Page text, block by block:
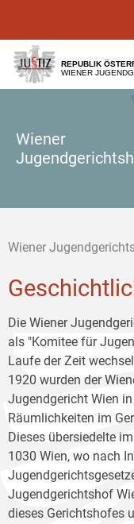
[1]
[2]
[3]
REPUBLIK
WIENER
Wiener
Wiener
Die Wiener
als "Komitee für
Laufe der Zeit
1920 wurden der
Jugendgericht Wien
Räumlichkeiten im
Dieses übersiedelte
1030 Wien, wo nach
Jugendgerichtshof
dieses Gerichtshofes